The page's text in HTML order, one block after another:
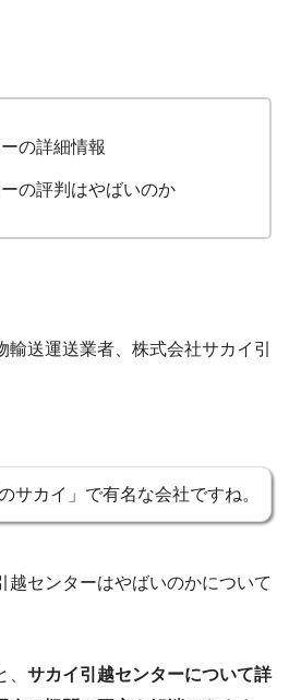
の詳細情報
の評判はやばいのか
送運送業者、株式会社サカイ引
のサカイ」で有名な会社ですね。
越センターはやばいのかについて
サカイ引越センターについて詳